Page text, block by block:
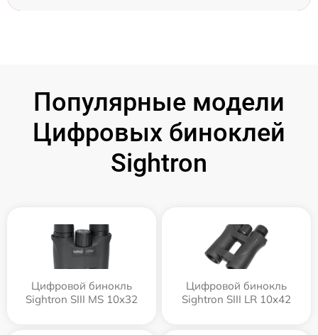
Популярные модели
Цифровых биноклей
Sightron
Цифровой бинокль
Sightron SIII MS 10x32
Цифровой бинокль
Sightron SIII LR 10x42